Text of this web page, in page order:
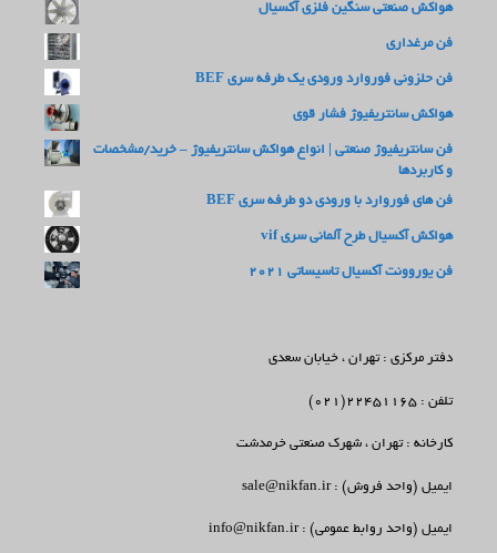
هواکش صنعتی سنگین فلزی آکسیال
فن مرغداری
فن حلزونی فوروارد ورودی یک طرفه سری BEF
هواکش سانتریفیوژ فشار قوی
فن سانتریفیوژ صنعتی | انواع هواکش سانتریفیوژ – خرید/مشخصات
و کاربردها
فن های فوروارد با ورودی دو طرفه سری BEF
هواکش آکسیال طرح آلمانی سری vif
فن یوروونت آکسیال تاسیساتی 2021
دفتر مرکزی : تهران ، خیابان سعدی
تلفن : 22451165(021)
کارخانه : تهران ، شهرک صنعتی خرمدشت
ایمیل (واحد فروش) : sale@nikfan.ir
ایمیل (واحد روابط عمومی) : info@nikfan.ir